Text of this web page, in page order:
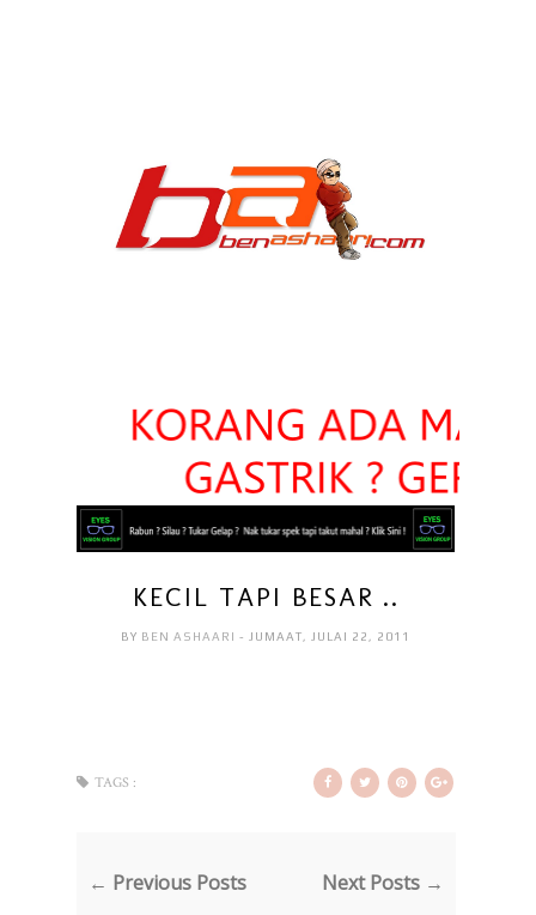
KECIL TAPI BESAR ..
BY BEN ASHAARI- JUMAAT, JULAI 22, 2011
TAGS :
← Previous Posts Next Posts →